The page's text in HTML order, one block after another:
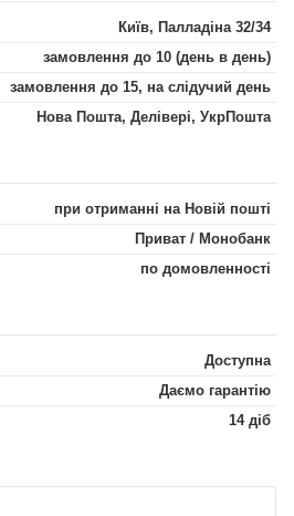
Київ, Палладіна 32/34
замовлення до 10 (день в день)
замовлення до 15, на слідучий день
Нова Пошта, Делівері, УкрПошта
при отриманні на Новій пошті
Приват / Монобанк
по домовленності
Доступна
Даємо гарантію
14 діб